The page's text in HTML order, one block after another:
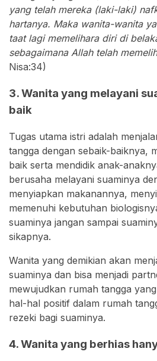
yang telah mereka (laki-laki)
hartanya. Maka wanita-wanita
taat lagi memelihara diri di
sebagaimana Allah telah
Nisa:34)
3. Wanita yang melayani
baik
Tugas utama istri adalah
tangga dengan sebaik-baiknya,
baik serta mendidik anak-
berusaha melayani suaminya
menyiapkan makanannya,
memenuhi kebutuhan
suaminya jangan sampai
sikapnya.
Wanita yang demikian akan
suaminya dan bisa menjadi
mewujudkan rumah tangga
hal-hal positif dalam rumah
rezeki bagi suaminya.
4. Wanita yang berhias